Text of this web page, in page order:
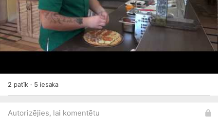
2 patīk · 5iesaka
Autorizējies, lai komentētu